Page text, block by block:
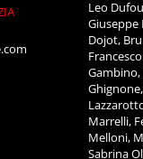
Leo
Giuseppe
Dojot,
Marrelli,
Melloni,
Sabrina